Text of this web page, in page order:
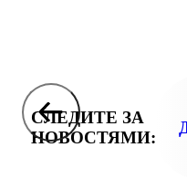
СЛЕДИТЕ ЗА
НОВОСТЯМИ: